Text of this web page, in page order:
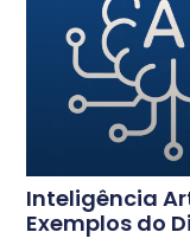
Inteligência
Exemplos do